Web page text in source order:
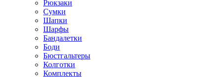
Рюкзаки
Сумки
Шапки
Шарфы
Бандалетки
Боди
Бюстгальтеры
Колготки
Комплекты